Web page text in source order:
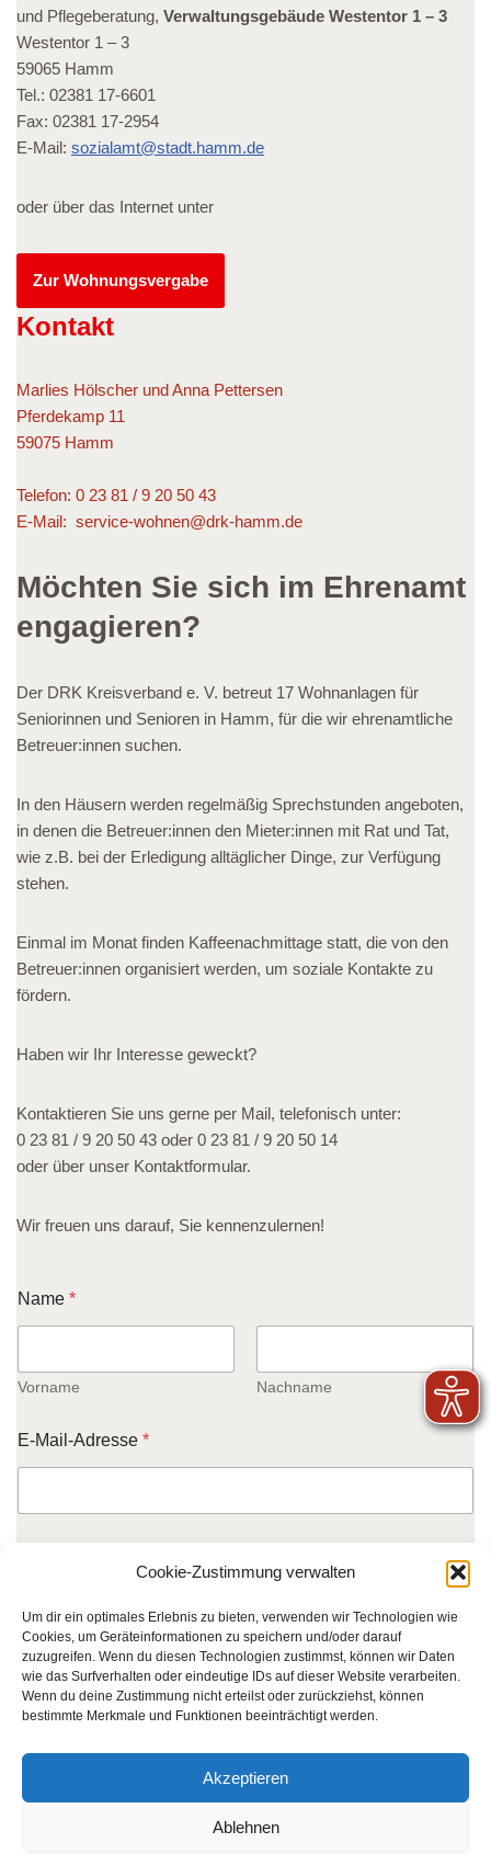
Cookie-Zustimmung verwalten
Um dir ein optimales Erlebnis zu bieten, verwenden wir Technologien wie
Cookies, um Geräteinformationen zu speichern und/oder darauf
zuzugreifen. Wenn du diesen Technologien zustimmst, können wir Daten
wie das Surfverhalten oder eindeutige IDs auf dieser Website verarbeiten.
Wenn du deine Zustimmung nicht erteilst oder zurückziehst, können
bestimmte Merkmale und Funktionen beeinträchtigt werden.
Akzeptieren
Ablehnen
und Pflegeberatung, Verwaltungsgebäude Westentor 1 – 3
Westentor 1 – 3
59065 Hamm
Tel.: 02381 17-6601
Fax: 02381 17-2954
E-Mail: sozialamt@stadt.hamm.de
oder über das Internet unter
Zur Wohnungsvergabe
Kontakt
Marlies Hölscher und Anna Pettersen
Pferdekamp 11
59075 Hamm
Telefon: 0 23 81 / 9 20 50 43
E-Mail: service-wohnen@drk-hamm.de
Möchten Sie sich im Ehrenamt
engagieren?
Der DRK Kreisverband e. V. betreut 17 Wohnanlagen für
Seniorinnen und Senioren in Hamm, für die wir ehrenamtliche
Betreuer:innen suchen.
In den Häusern werden regelmäßig Sprechstunden angeboten,
in denen die Betreuer:innen den Mieter:innen mit Rat und Tat,
wie z.B. bei der Erledigung alltäglicher Dinge, zur Verfügung
stehen.
Einmal im Monat finden Kaffeenachmittage statt, die von den
Betreuer:innen organisiert werden, um soziale Kontakte zu
fördern.
Haben wir Ihr Interesse geweckt?
Kontaktieren Sie uns gerne per Mail, telefonisch unter:
0 23 81 / 9 20 50 43 oder 0 23 81 / 9 20 50 14
oder über unser Kontaktformular.
Wir freuen uns darauf, Sie kennenzulernen!
-
M
l
d
r
s
M
a
A
s
Name *
Vorname Nachname
E-Mail-Adresse *
Deutsches Rotes Kreuz Kreisverband Hamm e.V.